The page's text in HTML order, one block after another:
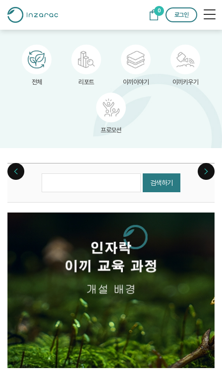
0
로그인
전체 리포트 이끼이야기 이끼키우기
프로모션
검색하기